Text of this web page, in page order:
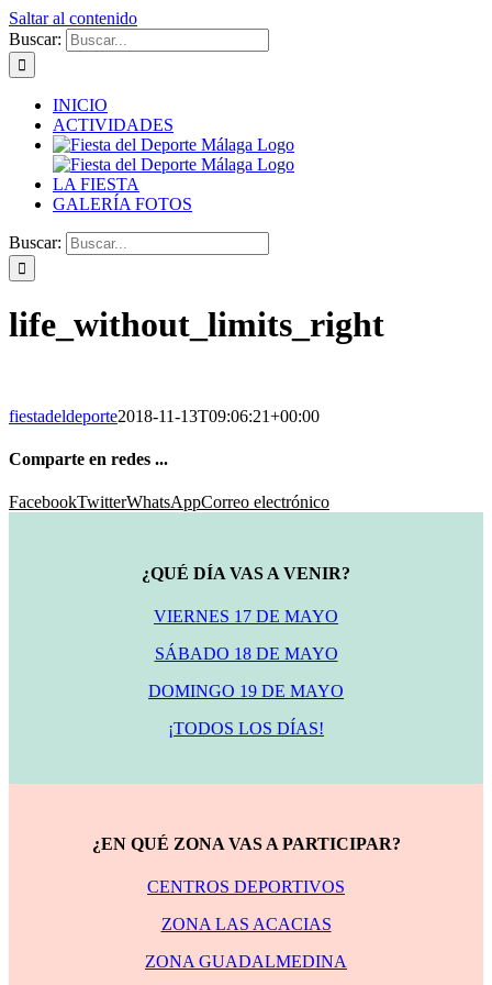
Saltar al contenido
Buscar:
INICIO
ACTIVIDADES
LA FIESTA
GALERÍA FOTOS
Buscar:
life_without_limits_right
fiestadeldeporte2018-11-13T09:06:21+00:00
Comparte en redes ...
FacebookTwitterWhatsAppCorreo electrónico
¿QUÉ DÍA VAS A VENIR?
VIERNES 17 DE MAYO
SÁBADO 18 DE MAYO
DOMINGO 19 DE MAYO
¡TODOS LOS DÍAS!
¿EN QUÉ ZONA VAS A PARTICIPAR?
CENTROS DEPORTIVOS
ZONA LAS ACACIAS
ZONA GUADALMEDINA